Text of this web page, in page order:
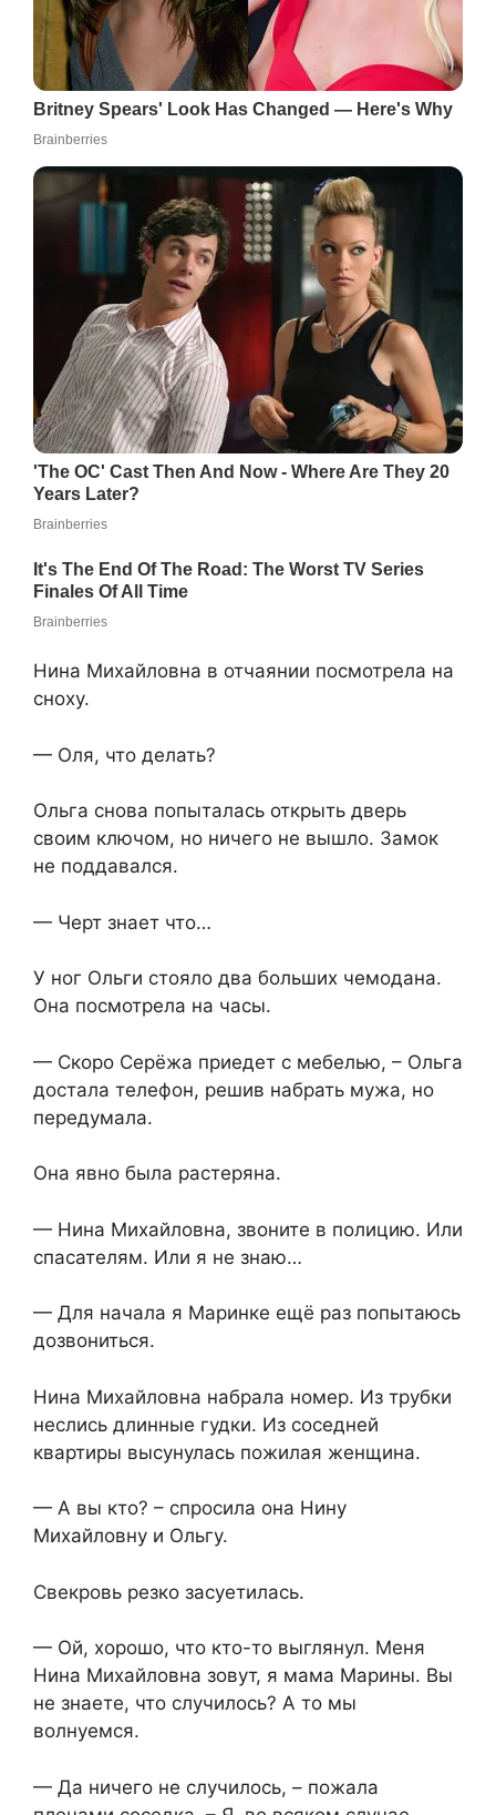
Нина Михайловна в отчаянии посмотрела на
сноху.
— Оля, что делать?
Ольга снова попыталась открыть дверь
своим ключом, но ничего не вышло. Замок
не поддавался.
— Черт знает что…
У ног Ольги стояло два больших чемодана.
Она посмотрела на часы.
— Скоро Серёжа приедет с мебелью, – Ольга
достала телефон, решив набрать мужа, но
передумала.
Она явно была растеряна.
— Нина Михайловна, звоните в полицию. Или
спасателям. Или я не знаю…
— Для начала я Маринке ещё раз попытаюсь
дозвониться.
Нина Михайловна набрала номер. Из трубки
неслись длинные гудки. Из соседней
квартиры высунулась пожилая женщина.
— А вы кто? – спросила она Нину
Михайловну и Ольгу.
Свекровь резко засуетилась.
— Ой, хорошо, что кто-то выглянул. Меня
Нина Михайловна зовут, я мама Марины. Вы
не знаете, что случилось? А то мы
волнуемся.
— Да ничего не случилось, – пожала